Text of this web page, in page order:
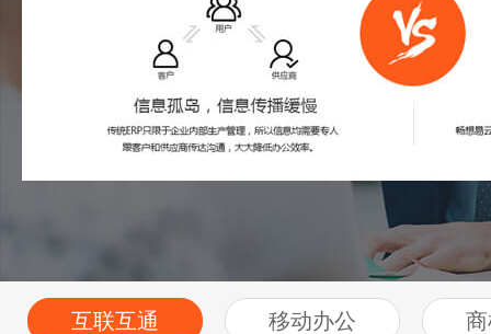
互联互通 移动办公